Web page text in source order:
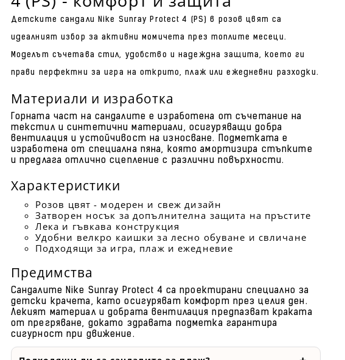
Детските сандали Nike Sunray Protect 4 (PS) в розов цвят са
идеалният избор за активни момичета през топлите месеци.
Моделът съчетава стил, удобство и надеждна защита, което ги
прави перфектни за игра на открито, плаж или ежедневни разходки.
Материали и изработка
Горната част на сандалите е изработена от съчетание на
текстил и синтетични материали, осигуряващи добра
вентилация и устойчивост на износване. Подметката е
изработена от специална пяна, която амортизира стъпките
и предлага отлично сцепление с различни повърхности.
Характеристики
Розов цвят - модерен и свеж дизайн
Затворен носък за допълнителна защита на пръстите
Лека и гъвкава конструкция
Удобни велкро каишки за лесно обуване и свличане
Подходящи за игра, плаж и ежедневие
Предимства
Сандалите Nike Sunray Protect 4 са проектирани специално за
детски крачета, като осигуряват комфорт през целия ден.
Лекият материал и добрата вентилация предпазват краката
от прегряване, докато здравата подметка гарантира
сигурност при движение.